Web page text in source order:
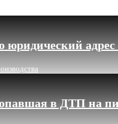
в ДТП на